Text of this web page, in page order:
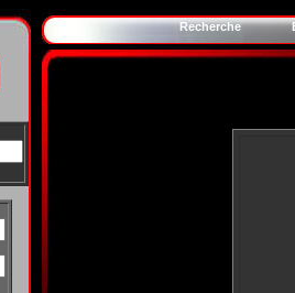
Recherche